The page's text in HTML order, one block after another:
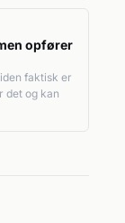
opfører
faktisk er
det og kan